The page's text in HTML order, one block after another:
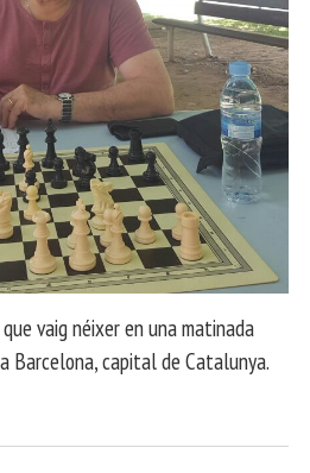
vaig néixer en una matinada
Barcelona, capital de Catalunya.